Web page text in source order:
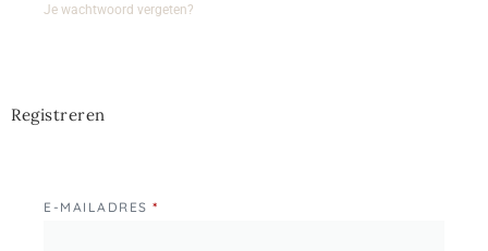
Je wachtwoord vergeten?
Registreren
E-MAILADRES *